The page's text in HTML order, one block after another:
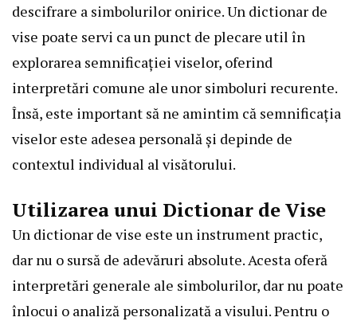
descifrare a simbolurilor onirice. Un dictionar de
vise poate servi ca un punct de plecare util în
explorarea semnificației viselor, oferind
interpretări comune ale unor simboluri recurente.
Însă, este important să ne amintim că semnificația
viselor este adesea personală și depinde de
contextul individual al visătorului.
Utilizarea unui Dictionar de Vise
Un dictionar de vise este un instrument practic,
dar nu o sursă de adevăruri absolute. Acesta oferă
interpretări generale ale simbolurilor, dar nu poate
înlocui o analiză personalizată a visului. Pentru o